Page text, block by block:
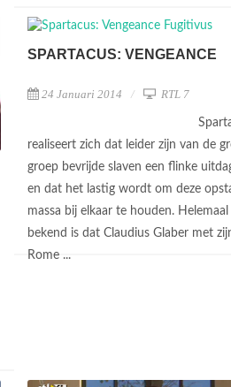
SPARTACUS: VENGEANCE
24 Januari 2014 RTL 7
realiseert zich dat leider zijn van de
groep bevrijde slaven een flinke
en dat het lastig wordt om deze
massa bij elkaar te houden. Helemaal
bekend is dat Claudius Glaber met
Rome ...